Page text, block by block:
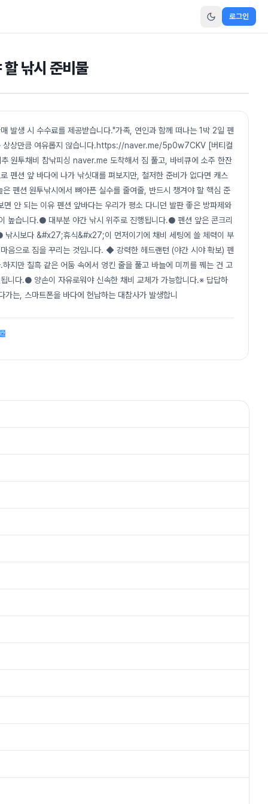
로그인
낚시 준비물
발생 시 수수료를 제공받습니다."가족, 연인과 함께 떠나는 1박 2일 펜
상상만큼 여유롭지 않습니다.https://naver.me/5p0w7CKV [버티컬
원투채비 참낚피싱 naver.me 도착해서 짐 풀고, 바비큐에 소주 한잔
펜션 앞 바다에 나가 낚싯대를 펴보지만, 철저한 준비가 없다면 캐스
펜션 원투낚시에서 뼈아픈 실수를 줄여줄, 반드시 챙겨야 할 핵심 준
안 되는 이유 펜션 앞바다는 우리가 평소 다니던 발판 좋은 방파제와
높습니다.● 대부분 야간 낚시 위주로 진행됩니다.● 펜션 앞은 콘크리
낚시보다 &#x27;휴식&#x27;이 먼저이기에 채비 세팅에 쓸 체력이 부
음으로 짐을 꾸리는 것입니다. ◆ 강력한 헤드랜턴 (야간 시야 확보) 펜
지만 칠흑 같은 어둠 속에서 엉킨 줄을 풀고 바늘에 미끼를 꿰는 건 고
니다.● 양손이 자유로워야 신속한 채비 교체가 가능합니다.※ 답답하
는, 스마트폰을 바다에 헌납하는 대참사가 발생합니